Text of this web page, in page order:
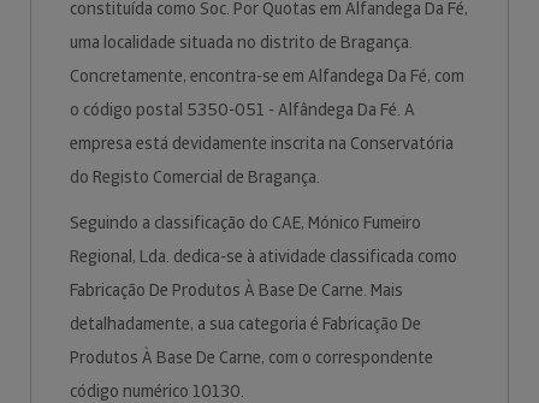
constituída como Soc. Por Quotas em Alfandega Da Fé,
uma localidade situada no distrito de Bragança.
Concretamente, encontra-se em Alfandega Da Fé, com
o código postal 5350-051 - Alfândega Da Fé. A
empresa está devidamente inscrita na Conservatória
do Registo Comercial de Bragança.
Seguindo a classificação do CAE, Mónico Fumeiro
Regional, Lda. dedica-se à atividade classificada como
Fabricação De Produtos À Base De Carne. Mais
detalhadamente, a sua categoria é Fabricação De
Produtos À Base De Carne, com o correspondente
código numérico 10130.